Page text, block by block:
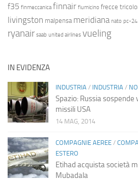
f35 finmeccanica finnair fiumicino frecce
livingston malpensa meridiana nato pc-24
ryanair saab united airlines vueling
IN EVIDENZA
INDUSTRIA / INDUSTRIA /
Spazio: Russia
missili USA
14 MAG, 2014
COMPAGNIE AEREE /
ESTERO
Etihad acquista società
Mubadala